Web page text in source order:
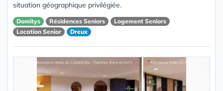
situation géographique privilégiée.
Domitys Résidences Seniors
Logement Seniors
Location Senior
Dreux